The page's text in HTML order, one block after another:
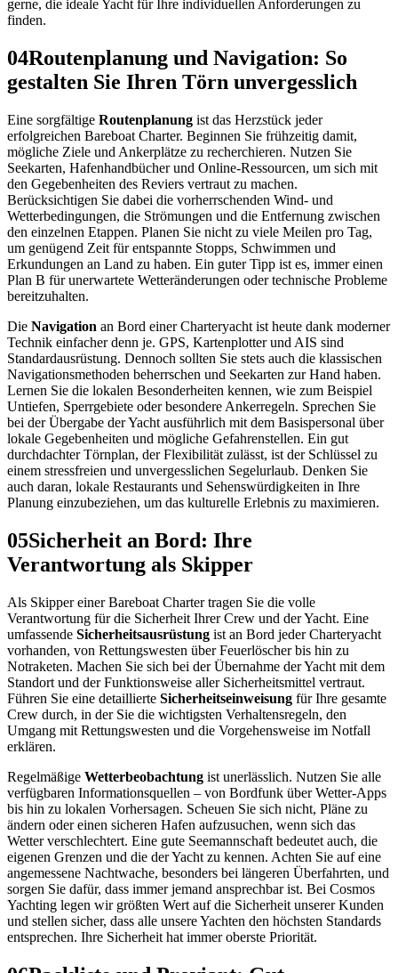
gerne, die ideale Yacht für Ihre individuellen Anforderungen zu
finden.
04Routenplanung und Navigation: So
gestalten Sie Ihren Törn unvergesslich
Eine sorgfältige Routenplanung ist das Herzstück jeder
erfolgreichen Bareboat Charter. Beginnen Sie frühzeitig damit,
mögliche Ziele und Ankerplätze zu recherchieren. Nutzen Sie
Seekarten, Hafenhandbücher und Online-Ressourcen, um sich mit
den Gegebenheiten des Reviers vertraut zu machen.
Berücksichtigen Sie dabei die vorherrschenden Wind- und
Wetterbedingungen, die Strömungen und die Entfernung zwischen
den einzelnen Etappen. Planen Sie nicht zu viele Meilen pro Tag,
um genügend Zeit für entspannte Stopps, Schwimmen und
Erkundungen an Land zu haben. Ein guter Tipp ist es, immer einen
Plan B für unerwartete Wetteränderungen oder technische Probleme
bereitzuhalten.
Die Navigation an Bord einer Charteryacht ist heute dank moderner
Technik einfacher denn je. GPS, Kartenplotter und AIS sind
Standardausrüstung. Dennoch sollten Sie stets auch die klassischen
Navigationsmethoden beherrschen und Seekarten zur Hand haben.
Lernen Sie die lokalen Besonderheiten kennen, wie zum Beispiel
Untiefen, Sperrgebiete oder besondere Ankerregeln. Sprechen Sie
bei der Übergabe der Yacht ausführlich mit dem Basispersonal über
lokale Gegebenheiten und mögliche Gefahrenstellen. Ein gut
durchdachter Törnplan, der Flexibilität zulässt, ist der Schlüssel zu
einem stressfreien und unvergesslichen Segelurlaub. Denken Sie
auch daran, lokale Restaurants und Sehenswürdigkeiten in Ihre
Planung einzubeziehen, um das kulturelle Erlebnis zu maximieren.
05Sicherheit an Bord: Ihre
Verantwortung als Skipper
Als Skipper einer Bareboat Charter tragen Sie die volle
Verantwortung für die Sicherheit Ihrer Crew und der Yacht. Eine
umfassende Sicherheitsausrüstung ist an Bord jeder Charteryacht
vorhanden, von Rettungswesten über Feuerlöscher bis hin zu
Notraketen. Machen Sie sich bei der Übernahme der Yacht mit dem
Standort und der Funktionsweise aller Sicherheitsmittel vertraut.
Führen Sie eine detaillierte Sicherheitseinweisung für Ihre gesamte
Crew durch, in der Sie die wichtigsten Verhaltensregeln, den
Umgang mit Rettungswesten und die Vorgehensweise im Notfall
erklären.
Regelmäßige Wetterbeobachtung ist unerlässlich. Nutzen Sie alle
verfügbaren Informationsquellen – von Bordfunk über Wetter-Apps
bis hin zu lokalen Vorhersagen. Scheuen Sie sich nicht, Pläne zu
ändern oder einen sicheren Hafen aufzusuchen, wenn sich das
Wetter verschlechtert. Eine gute Seemannschaft bedeutet auch, die
eigenen Grenzen und die der Yacht zu kennen. Achten Sie auf eine
angemessene Nachtwache, besonders bei längeren Überfahrten, und
sorgen Sie dafür, dass immer jemand ansprechbar ist. Bei Cosmos
Yachting legen wir größten Wert auf die Sicherheit unserer Kunden
und stellen sicher, dass alle unsere Yachten den höchsten Standards
entsprechen. Ihre Sicherheit hat immer oberste Priorität.